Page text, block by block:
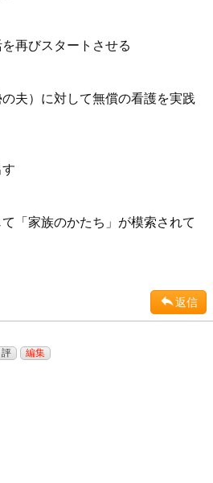
再びスタートさせる
夫）に対して無償の看護を実践
「家族のかたち」が模索されて
返信